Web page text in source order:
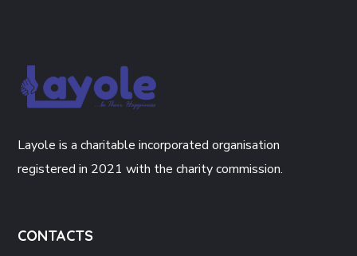
Layole is a charitable incorporated organisation
registered in 2021 with the charity commission.
CONTACTS